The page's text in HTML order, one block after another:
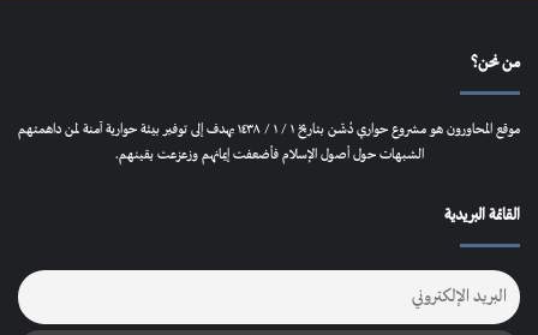
من نحن؟
موقع المحاورون هو مشروع حواري دُشّن بتاريخ ١ / ١ / ١٤٣٨ يهدف إلى توفير بيئة حوارية آمنة لمن داهمتهم
الشبهات حول أصول الإسلام فأضعفت إيمانهم وزعزعت يقينهم.
القائمة البريدية